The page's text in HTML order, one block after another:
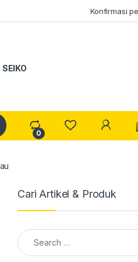
Konfirmasi
SEIKO
0
My
Cari Artikel & Produk
Search for: